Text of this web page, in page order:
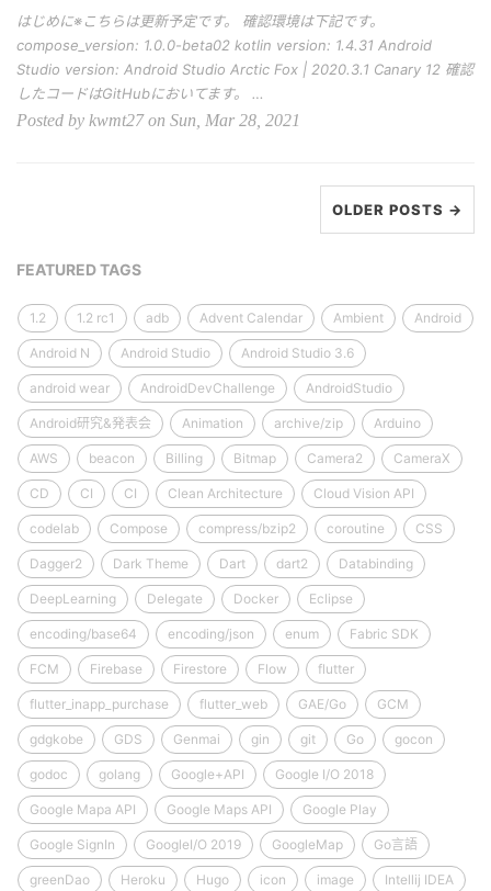
はじめに※こちらは更新予定です。 確認環境は下記です。
compose_version: 1.0.0-beta02 kotlin version: 1.4.31 Android
Studio version: Android Studio Arctic Fox | 2020.3.1 Canary 12 確認
したコードはGitHubにおいてます。 …
Posted by kwmt27 on Sun, Mar 28, 2021
OLDER POSTS →
FEATURED TAGS
1.2 1.2 rc1 adb Advent Calendar Ambient Android
Android N Android Studio Android Studio 3.6
android wear AndroidDevChallenge AndroidStudio
Android研究&発表会 Animation archive/zip Arduino
AWS beacon Billing Bitmap Camera2 CameraX
CD CI CI Clean Architecture Cloud Vision API
codelab Compose compress/bzip2 coroutine CSS
Dagger2 Dark Theme Dart dart2 Databinding
DeepLearning Delegate Docker Eclipse
encoding/base64 encoding/json enum Fabric SDK
FCM Firebase Firestore Flow flutter
flutter_inapp_purchase flutter_web GAE/Go GCM
gdgkobe GDS Genmai gin git Go gocon
godoc golang Google+API Google I/O 2018
Google Mapa API Google Maps API Google Play
Google SignIn GoogleI/O 2019 GoogleMap Go言語
greenDao Heroku Hugo icon image Intellij IDEA